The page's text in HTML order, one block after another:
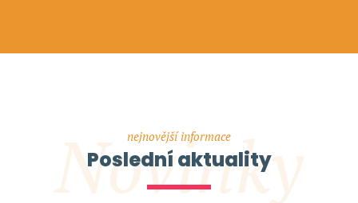
Novinky
nejnovější informace
Poslední aktuality